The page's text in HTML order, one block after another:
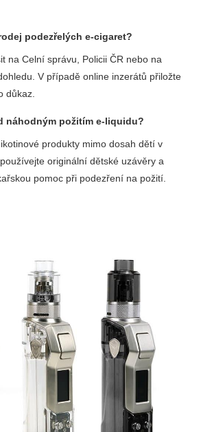
podezřelých e-cigaret?
na Celní správu, Policii ČR nebo na
V případě online inzerátů přiložte
důkaz.
náhodným požitím e-liquidu?
produkty mimo dosah dětí v
originální dětské uzávěry a
pomoc při podezření na požití.